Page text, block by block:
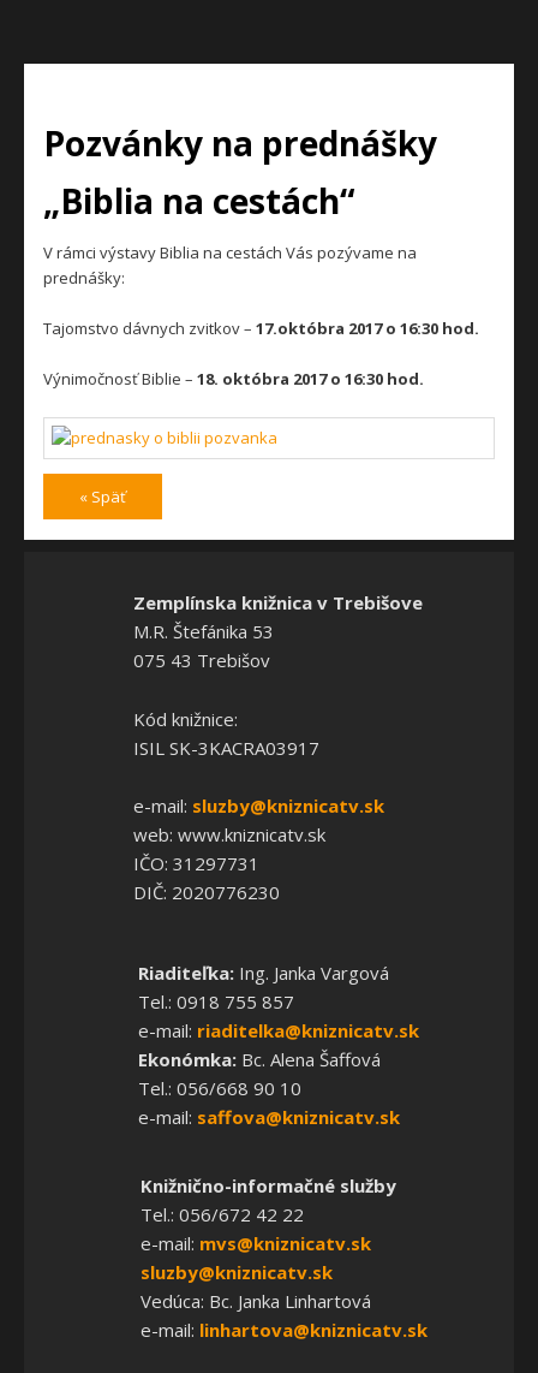
Pozvánky na prednášky
„Biblia na cestách“
V rámci výstavy Biblia na cestách Vás pozývame na
prednášky:
Tajomstvo dávnych zvitkov –17.októbra 2017 o 16:30 hod.
Výnimočnosť Biblie –18. októbra 2017 o 16:30 hod.
« Späť
Zemplínska knižnica v Trebišove
M.R. Štefánika 53
075 43 Trebišov
Kód knižnice:
ISIL SK-3KACRA03917
e-mail: sluzby@kniznicatv.sk
web: www.kniznicatv.sk
IČO: 31297731
DIČ: 2020776230
Riaditeľka:Ing. Janka Vargová
Tel.: 0918 755 857
e-mail: riaditelka@kniznicatv.sk
Ekonómka:Bc. Alena Šaffová
Tel.: 056/668 90 10
e-mail: saffova@kniznicatv.sk
Knižnično-informačné služby
Tel.: 056/672 42 22
e-mail: mvs@kniznicatv.sk
sluzby@kniznicatv.sk
Vedúca: Bc. Janka Linhartová
e-mail: linhartova@kniznicatv.sk